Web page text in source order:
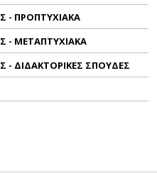
- ΠΡΟΠΤΥΧΙΑΚΑ
- ΜΕΤΑΠΤΥΧΙΑΚΑ
- ΔΙΔΑΚΤΟΡΙΚΕΣ ΣΠΟΥΔΕΣ